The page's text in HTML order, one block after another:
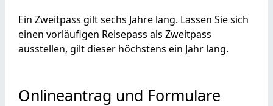
Ein Zweitpass gilt sechs Jahre lang. Lassen Sie sich
einen vorläufigen Reisepass als Zweitpass
ausstellen, gilt dieser höchstens ein Jahr lang.
Onlineantrag und Formulare